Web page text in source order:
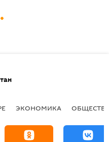
ЭКОНОМИКА